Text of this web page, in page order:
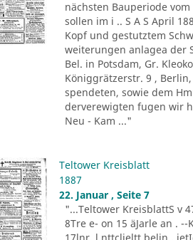
nächsten Bauperiode
sollen im i .. S A S April
Kopf und gestutztem
weiterungen anlagea der
Bel. in Potsdam, Gr.
Königgrätzerstr. 9 ,
spendeten, sowie dem
derverewigten fugen wir
Neu - Kam ..."
Teltower Kreisblatt
1887
22. Januar , Seite 7
"...Teltower KreisblattS v
8Tre e- on 15 äJarle an .